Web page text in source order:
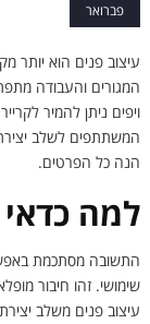
פברואר
עיצוב פנים הוא יותר
המגורים והעבודה
ויפים ניתן להמיר
המשתתפים לשלב
הנה כל הפרטים.
למה כדאי
התשובה מסתכמת
שימושי. זהו חיבור
עיצוב פנים משלב